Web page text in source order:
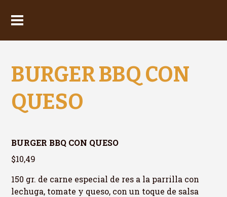
BURGER BBQ CON
QUESO
BURGER BBQ CON QUESO
$10,49
150 gr. de carne especial de res a la parrilla con
lechuga, tomate y queso, con un toque de salsa